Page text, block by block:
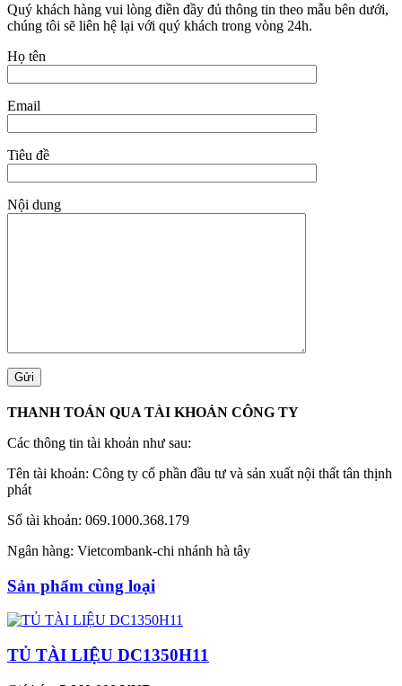
Quý khách hàng vui lòng điền đầy đủ thông tin theo mẫu bên dưới,
chúng tôi sẽ liên hệ lại với quý khách trong vòng 24h.
Họ tên
Email
Tiêu đề
Nội dung
THANH TOÁN QUA TÀI KHOẢN CÔNG TY
Các thông tin tài khoản như sau:
Tên tài khoản: Công ty cổ phần đầu tư và sản xuất nội thất tân thịnh
phát
Số tài khoản: 069.1000.368.179
Ngân hàng: Vietcombank-chi nhánh hà tây
Sản phẩm cùng loại
TỦ TÀI LIỆU DC1350H11